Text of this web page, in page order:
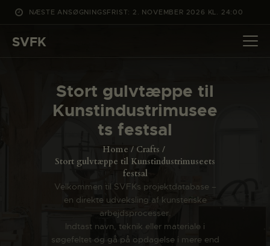
NÆSTE ANSØGNINGSFRIST: 2. NOVEMBER 2026 KL. 24:00
SVFK
Stort gulvtæppe til
Kunstindustrimusee
ts festsal
Home
Crafts
Stort gulvtæppe til Kunstindustrimuseets
festsal
Velkommen til SVFKs projektdatabase –
en direkte udveksling af kunsteriske
arbejdsprocesser.
Indtast navn, teknik eller materiale i
søgefeltet og gå på opdagelse i mere end
DET SKER
PROJEKTER
CHANNEL
OM SVFK